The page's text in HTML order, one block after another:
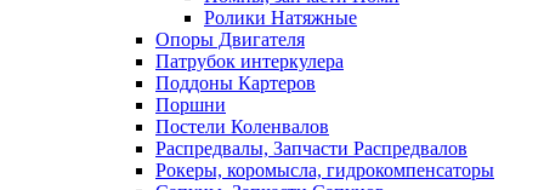
Ролики Натяжные
Опоры Двигателя
Патрубок интеркулера
Поддоны Картеров
Поршни
Постели Коленвалов
Распредвалы, Запчасти Распредвалов
Рокеры, коромысла, гидрокомпенсаторы